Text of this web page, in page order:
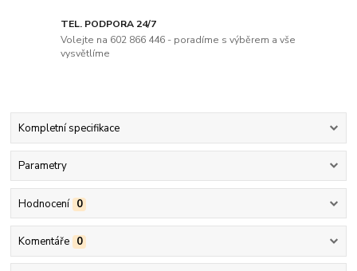
TEL. PODPORA 24/7
Volejte na 602 866 446 - poradíme s výběrem a vše
vysvětlíme
Kompletní specifikace
Parametry
Hodnocení 0
Komentáře 0